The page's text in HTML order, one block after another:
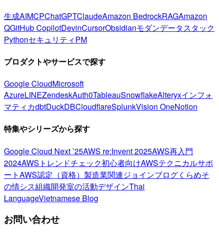
生成AIMCPChatGPTClaudeAmazon BedrockRAGAmazon
QGitHub CopilotDevinCursorObsidianモダンデータスタック
PythonセキュリティPM
プロダクトやサービスで探す
Google CloudMicrosoft
AzureLINEZendeskAuth0TableauSnowflakeAlteryxインフォ
マティカdbtDuckDBCloudflareSplunkVision OneNotion
特集やシリーズから探す
Google Cloud Next ’25AWS re:Invent 2025AWS再入門
2024AWSトレンドチェック初心者向けAWSテクニカルサポ
ートAWS認定（資格） 製造業関連ジョインブログくらめそ
の情シス組織開発室の活動デザインThai
LanguageVietnamese Blog
お問い合わせ